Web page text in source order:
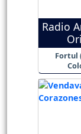
Radio
Fortul